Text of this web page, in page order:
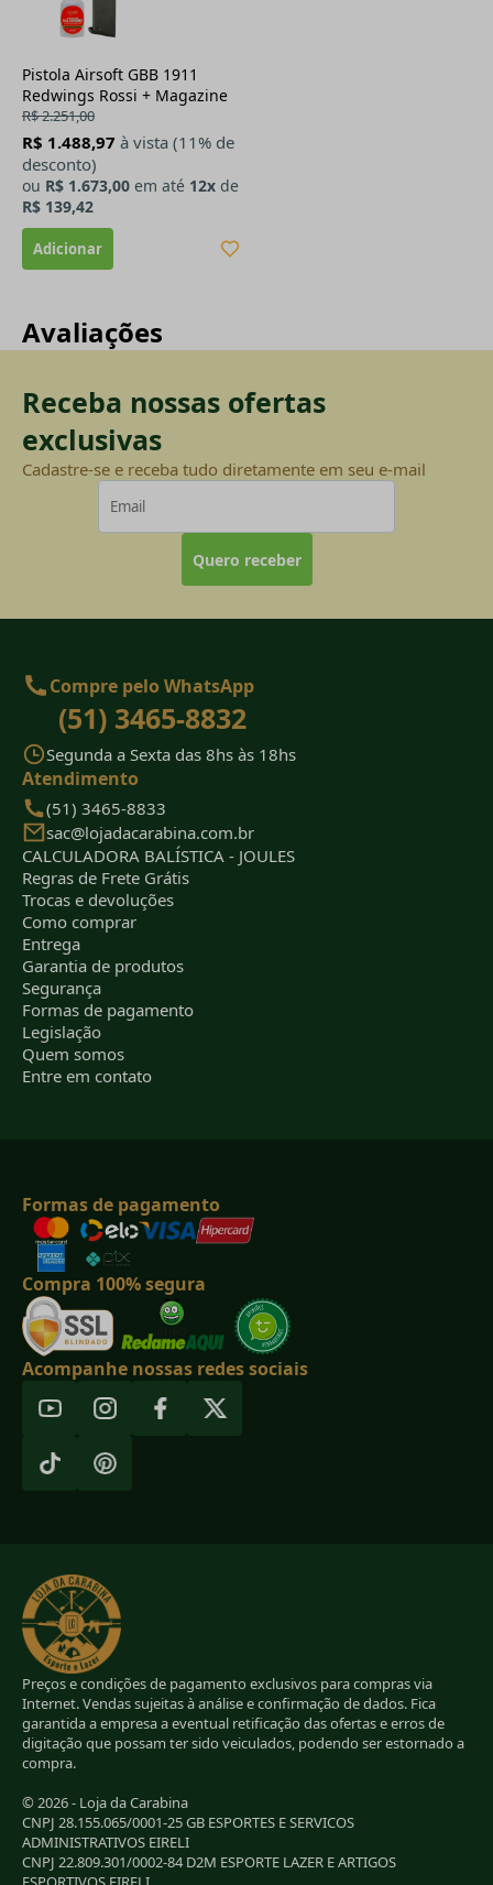
Pistola Airsoft GBB 1911
Redwings Rossi + Magazine
R$ 2.251,00
R$ 1.488,97 à vista (11% de
desconto)
ou R$ 1.673,00 em até 12x de
R$ 139,42
Avaliações
Receba nossas ofertas
exclusivas
Cadastre-se e receba tudo diretamente em seu e-mail
Quero receber
Compre pelo WhatsApp
(51) 3465-8832
Segunda a Sexta das 8hs às 18hs
Atendimento
(51) 3465-8833
sac@lojadacarabina.com.br
CALCULADORA BALÍSTICA - JOULES
Regras de Frete Grátis
Trocas e devoluções
Como comprar
Entrega
Garantia de produtos
Segurança
Formas de pagamento
Legislação
Quem somos
Entre em contato
Formas de pagamento
Compra 100% segura
Acompanhe nossas redes sociais
Preços e condições de pagamento exclusivos para compras via
Internet. Vendas sujeitas à análise e confirmação de dados. Fica
garantida a empresa a eventual retificação das ofertas e erros de
digitação que possam ter sido veiculados, podendo ser estornado a
compra.
© 2026 - Loja da Carabina
CNPJ 28.155.065/0001-25 GB ESPORTES E SERVICOS
ADMINISTRATIVOS EIRELI
CNPJ 22.809.301/0002-84 D2M ESPORTE LAZER E ARTIGOS